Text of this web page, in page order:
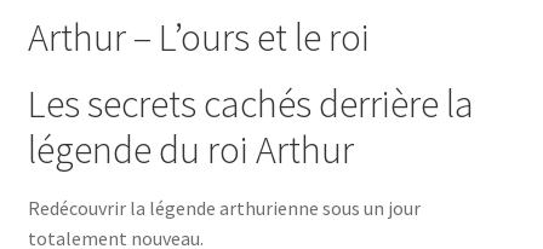
Arthur – L’ours et le roi
Les secrets cachés derrière la
légende du roi Arthur
Redécouvrir la légende arthurienne sous un jour
totalement nouveau.